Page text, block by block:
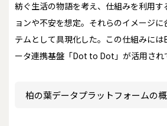
紡ぐ生活の物語を考え、仕組みを利用す
ョンや不安を想定。それらのイメージ
テムとして具現化した。この仕組みには
ータ連携基盤「Dot to Dot」が活用され
柏の葉データプラットフォームの